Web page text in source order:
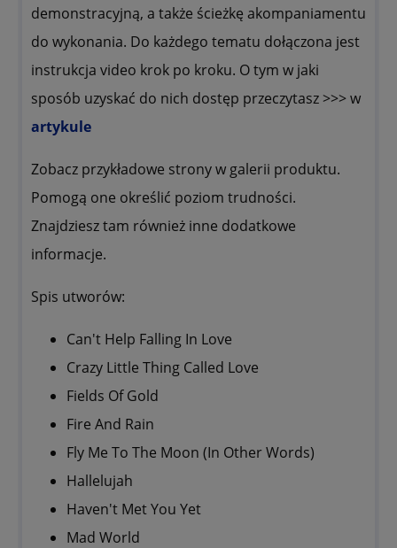
demonstracyjną, a także ścieżkę akompaniamentu
do wykonania. Do każdego tematu dołączona jest
instrukcja video krok po kroku. O tym w jaki
sposób uzyskać do nich dostęp przeczytasz >>> w
artykule
Zobacz przykładowe strony w galerii produktu.
Pomogą one określić poziom trudności.
Znajdziesz tam również inne dodatkowe
informacje.
Spis utworów:
Can't Help Falling In Love
Crazy Little Thing Called Love
Fields Of Gold
Fire And Rain
Fly Me To The Moon (In Other Words)
Hallelujah
Haven't Met You Yet
Mad World